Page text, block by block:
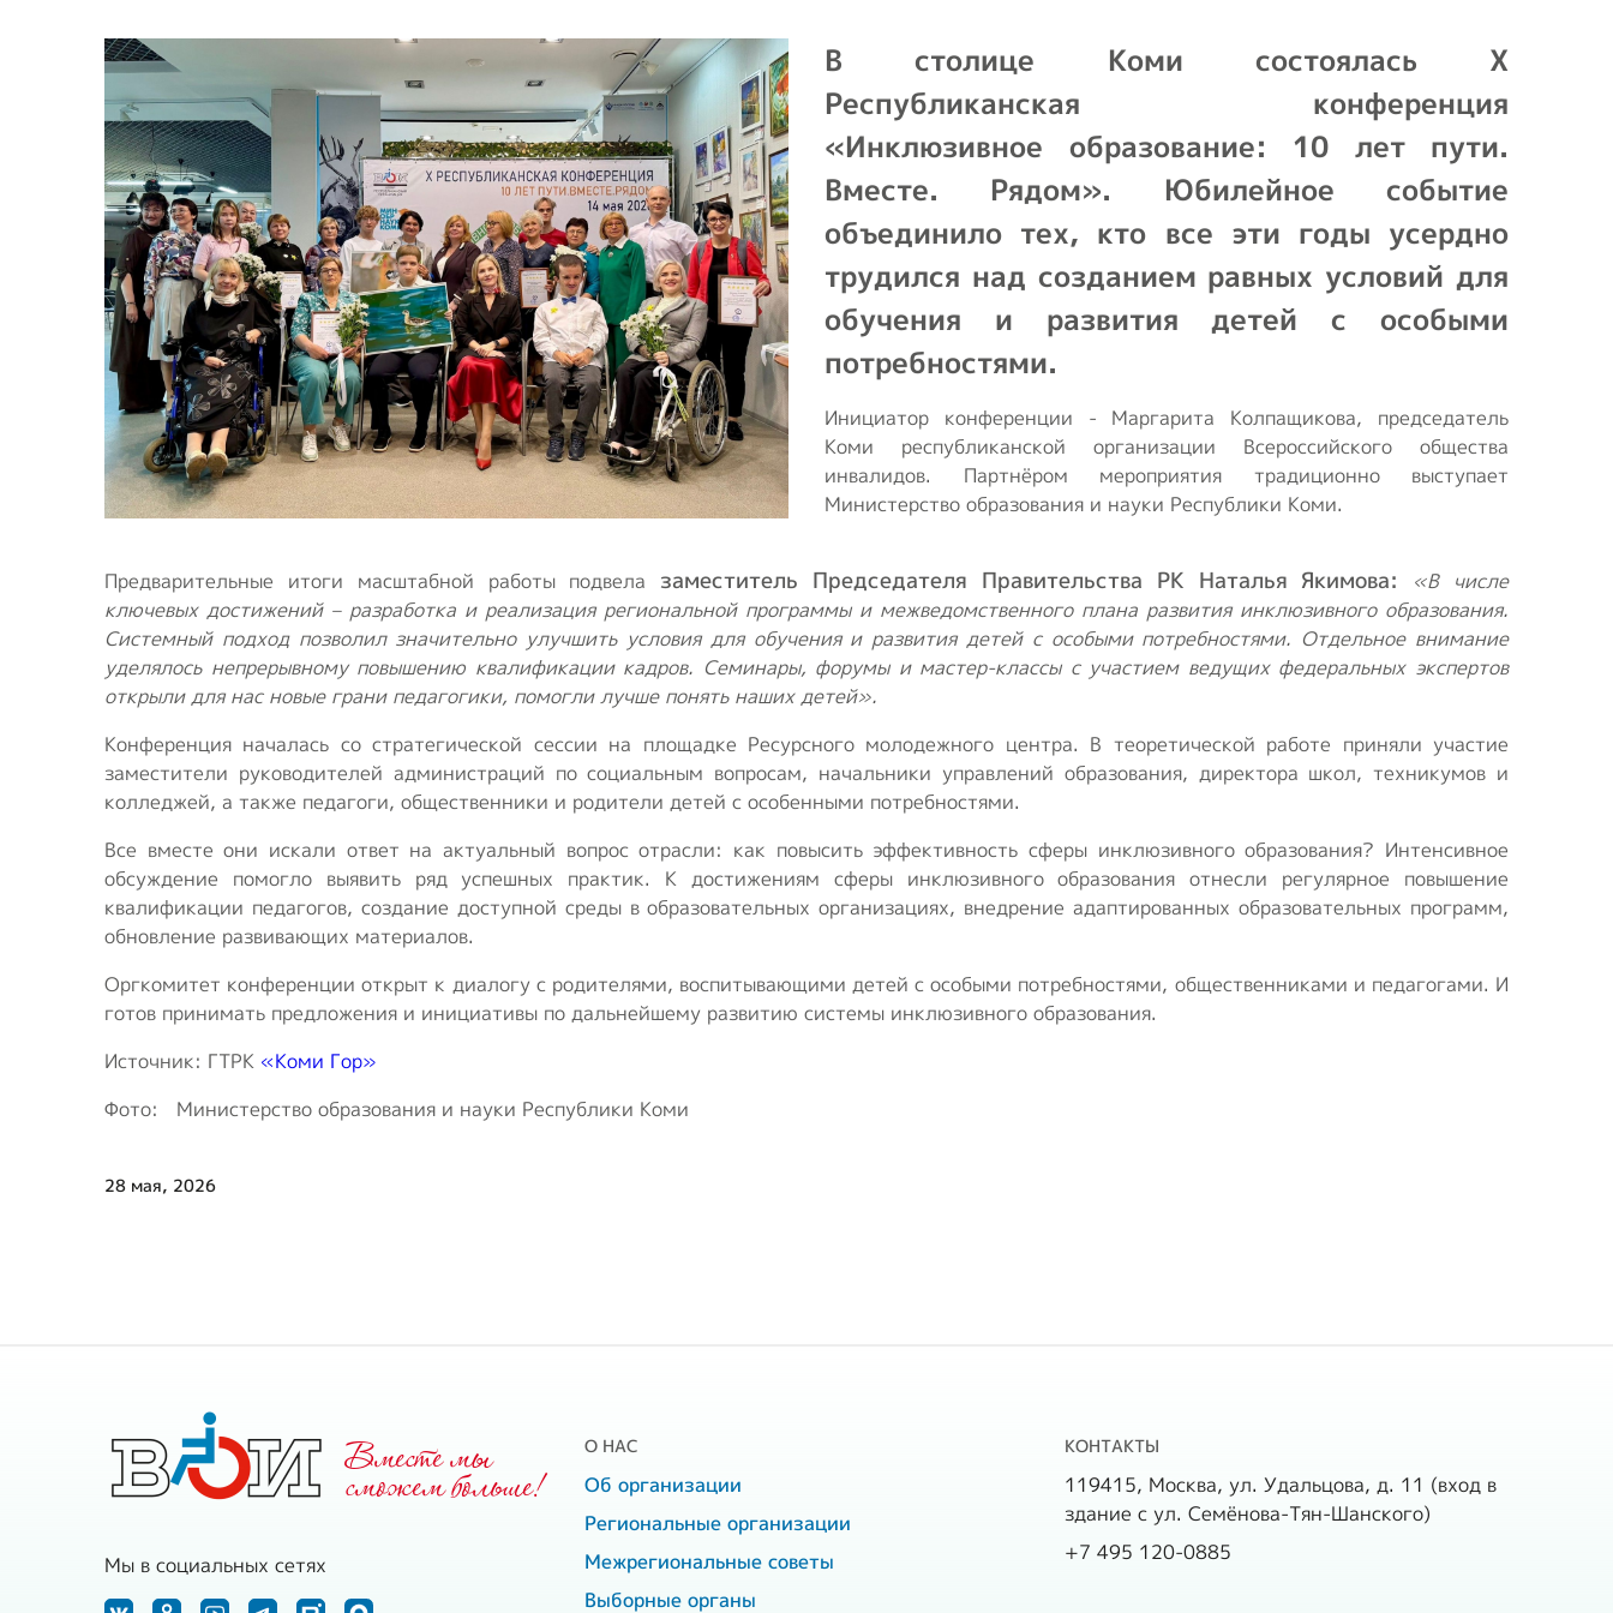
Устав ВОИ
Мы в рабочих
группах
Отчеты
Ежегодный обзор
деятельности ВОИ
Полезный опыт
Образование и
активный образ
жизни
Ответы на часто
задаваемые
вопросы
Опросы ВОИ
Бесплатная
юридическая
помощь инвалидам
в РФ
первичной ячейке
(организации) ВОИ
Положения и
регламенты
Концепция
реабилитационного
центра
В столице Коми состоялась X
Республиканская конференция
«Инклюзивное образование: 10 лет пути.
Вместе. Рядом». Юбилейное событие
объединило тех, кто все эти годы усердно
трудился над созданием равных условий для
обучения и развития детей с особыми
потребностями.
Инициатор конференции - Маргарита Колпащикова, председатель
Коми республиканской организации Всероссийского общества
инвалидов. Партнёром мероприятия традиционно выступает
Министерство образования и науки Республики Коми.
Предварительные итоги масштабной работы подвела заместитель Председателя Правительства РК Наталья Якимова:
«В числе
ключевых достижений – разработка и реализация региональной программы и межведомственного плана развития инклюзивного образования.
Системный подход позволил значительно улучшить условия для обучения и развития детей с особыми потребностями. Отдельное внимание
уделялось непрерывному повышению квалификации кадров. Семинары, форумы и мастер-классы с участием ведущих федеральных экспертов
открыли для нас новые грани педагогики, помогли лучше понять наших детей».
Конференция началась со стратегической сессии на площадке Ресурсного молодежного центра. В теоретической работе приняли участие
заместители руководителей администраций по социальным вопросам, начальники управлений образования, директора школ, техникумов и
колледжей, а также педагоги, общественники и родители детей с особенными потребностями.
Все вместе они искали ответ на актуальный вопрос отрасли: как повысить эффективность сферы инклюзивного образования? Интенсивное
обсуждение помогло выявить ряд успешных практик. К достижениям сферы инклюзивного образования отнесли регулярное повышение
квалификации педагогов, создание доступной среды в образовательных организациях, внедрение адаптированных образовательных программ,
обновление развивающих материалов.
Оргкомитет конференции открыт к диалогу с родителями, воспитывающими детей с особыми потребностями, общественниками и педагогами. И
готов принимать предложения и инициативы по дальнейшему развитию системы инклюзивного образования.
Источник: ГТРК «Коми Гор»
Фото:
Министерство образования и науки Республики Коми
28 мая, 2026
Вместе мы
cможем больше!
Мы в социальных сетях
О НАС
Об организации
Региональные организации
Межрегиональные советы
Выборные органы
КОНТАКТЫ
119415, Москва, ул. Удальцова, д. 11 (вход в
здание с ул. Семёнова-Тян-Шанского)
+7 495 120-0885